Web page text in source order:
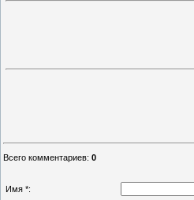
Всего комментариев: 0
Имя *: